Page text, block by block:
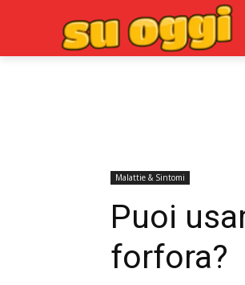
Malattie & Sintomi
Puoi
forfora?